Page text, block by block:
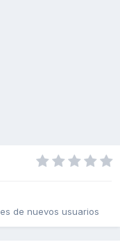
de nuevos usuarios